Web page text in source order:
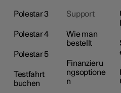
Polestar 3
Polestar 4
Polestar 5
Testfahrt
buchen
Support
Wie man
bestellt
Finanzieru
ngsoptione
n